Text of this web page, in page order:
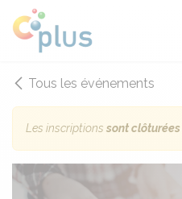
Se rendre au contenu
Tous les événements
Les inscriptions sont clôturées